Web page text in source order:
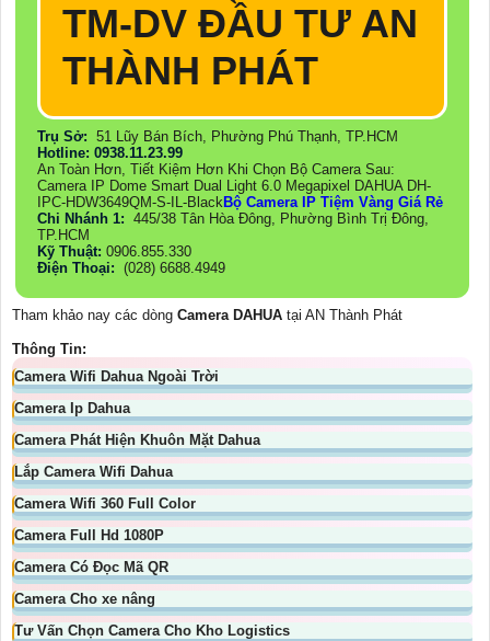
TM-DV ĐẦU TƯ AN
THÀNH PHÁT
Trụ Sở: 51 Lũy Bán Bích, Phường Phú Thạnh, TP.HCM
Hotline: 0938.11.23.99
An Toàn Hơn, Tiết Kiệm Hơn Khi Chọn Bộ Camera Sau:
Camera IP Dome Smart Dual Light 6.0 Megapixel DAHUA DH-
IPC-HDW3649QM-S-IL-BlackBộ Camera IP Tiệm Vàng Giá Rẻ
Chi Nhánh 1: 445/38 Tân Hòa Đông, Phường Bình Trị Đông,
TP.HCM
Kỹ Thuật: 0906.855.330
Điện Thoại: (028) 6688.4949
Tham khảo nay các dòng Camera DAHUA tại AN Thành Phát
Thông Tin:
Camera Wifi Dahua Ngoài Trời
Camera Ip Dahua
Camera Phát Hiện Khuôn Mặt Dahua
Lắp Camera Wifi Dahua
Camera Wifi 360 Full Color
Camera Full Hd 1080P
Camera Có Đọc Mã QR
Camera Cho xe nâng
Tư Vấn Chọn Camera Cho Kho Logistics